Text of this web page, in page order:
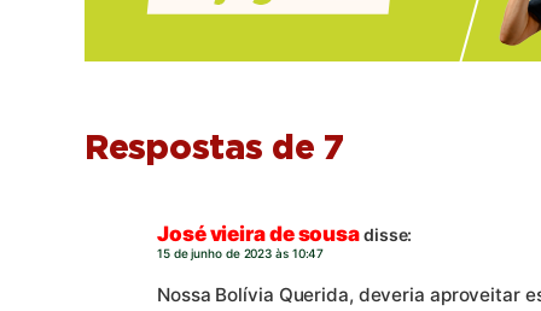
Respostas de 7
José vieira de sousadisse:
15 de junho de 2023 às 10:47
Nossa Bolívia Querida, deveria aproveitar